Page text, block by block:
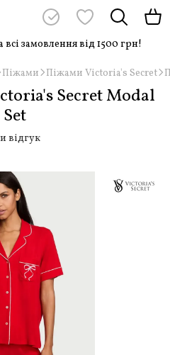
замовлення від 1500 грн!
Піжами Піжами Victoria's Secret
Secret Modal
відгук